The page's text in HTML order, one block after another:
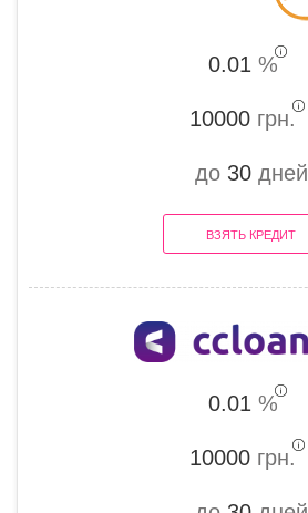
0.01 %
10000 грн.
до 30дней
ВЗЯТЬ КРЕДИТ
0.01%
10000 грн.